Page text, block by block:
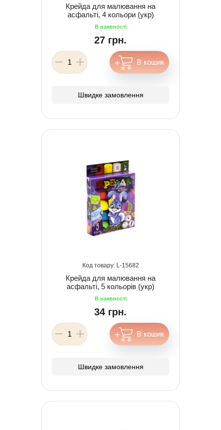
Крейда для малювання на
асфальті, 4 кольори (укр)
27 грн.
Швидке замовлення
15682
Крейда для малювання на
асфальті, 5 кольорів (укр)
34 грн.
Швидке замовлення